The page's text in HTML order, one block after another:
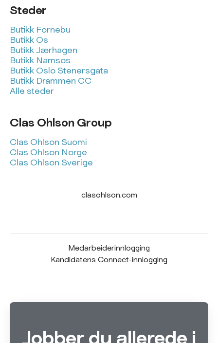
Steder
Butikk Fornebu
Butikk Os
Butikk Jærhagen
Butikk Namsos
Butikk Oslo Stenersgata
Butikk Drammen CC
Alle steder
Clas Ohlson Group
Clas Ohlson Suomi
Clas Ohlson Norge
Clas Ohlson Sverige
clasohlson.com
Medarbeiderinnlogging
Kandidatens Connect-innlogging
Jobber du allerede i